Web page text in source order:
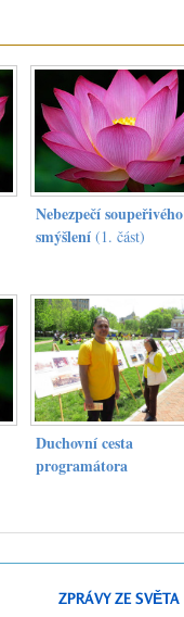
Nebezpečí soupeřivého
smýšlení(1. část)
Duchovní cesta
programátora
ZPRÁVY ZE SVĚTA